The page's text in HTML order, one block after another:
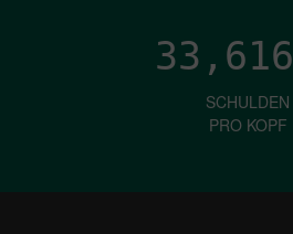
33,616
SCHULDEN
PRO KOPF